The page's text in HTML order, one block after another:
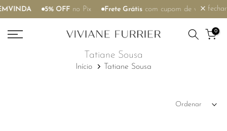
Ir
o
5% OFF no Pix Frete Grátiscom cupom de vendedora
fechar
0
Tatiane Sousa
Início Tatiane Sousa
Ordenar